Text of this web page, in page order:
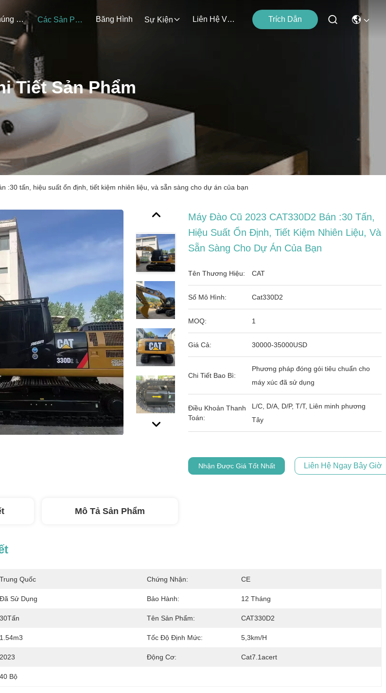
Về Chúng Tôi Các Sản Phẩm Băng Hình Sự Kiện Liên Hệ Với Chúng Tôi Trích Dẫn
Tiết Sản Phẩm
:30 tấn, hiệu suất ổn định, tiết kiệm nhiên liệu, và sẵn sàng cho dự án của bạn
Máy Đào Cũ 2023 CAT330D2 Bán :30 Tấn,
Hiệu Suất Ổn Định, Tiết Kiệm Nhiên Liệu, Và
Sẵn Sàng Cho Dự Án Của Bạn
Tên Thương Hiệu: CAT
Số Mô Hình: Cat330D2
MOQ: 1
Giá Cả: 30000-35000USD
Chi Tiết Bao Bì:
Phương pháp đóng gói tiêu chuẩn cho
máy xúc đã sử dụng
Điều Khoản Thanh
Toán:
L/C, D/A, D/P, T/T, Liên minh phương
Tây
Nhận Được Giá Tốt Nhất Liên Hệ Ngay Bây Giờ
Mô Tả Sản Phẩm
Trung Quốc Chứng Nhận: CE
Đã Sử Dụng Bảo Hành: 12 Tháng
30Tấn Tên Sản Phẩm: CAT330D2
1.54m3 Tốc Độ Định Mức: 5,3km/h
2023 Động Cơ: Cat7.1acert
40 Bộ